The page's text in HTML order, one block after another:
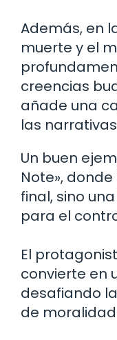
Además, en
muerte y el
creencias
añade una
las
Un buen
Note»,
final, sino
para el
El
convierte en
desafiando
de moralidad